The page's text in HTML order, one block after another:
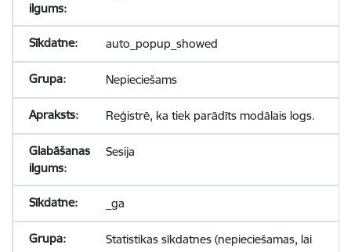
auto_popup_showed
Nepieciešams
Reģistrē, ka tiek parādīts modālais logs.
Sesija
_ga
Statistikas sīkdatnes (nepieciešamas, lai